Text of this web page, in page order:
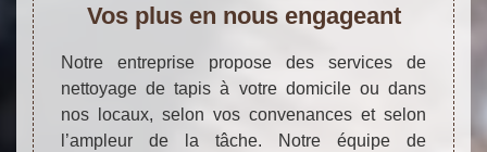
Vos plus en nous engageant
Notre entreprise propose des services de
nettoyage de tapis à votre domicile ou dans
nos locaux, selon vos convenances et selon
l’ampleur de la tâche. Notre équipe de